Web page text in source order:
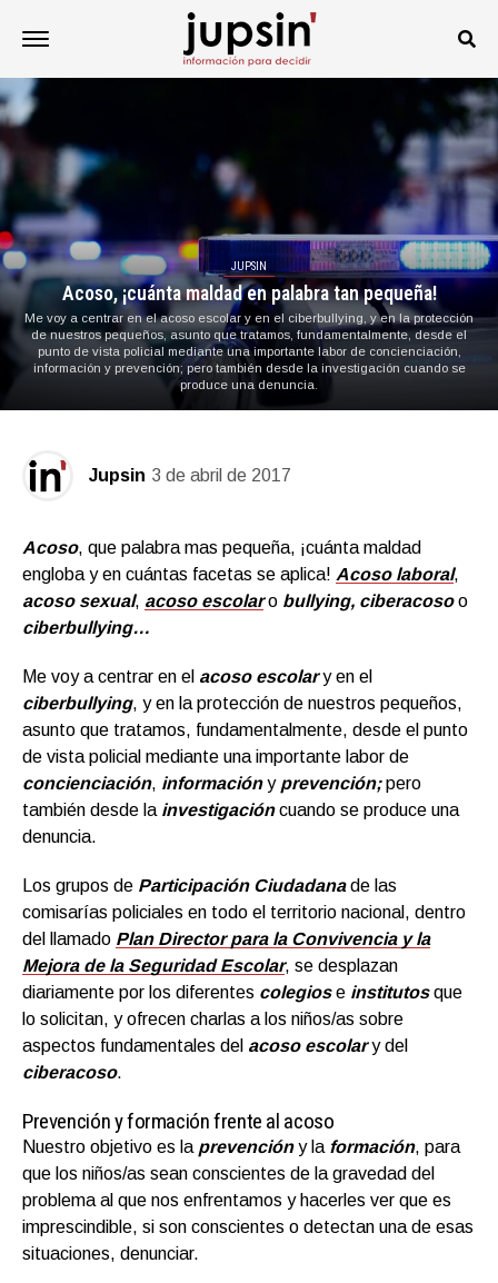
JUPSIN
Acoso, ¡cuánta maldad en palabra tan pequeña!
Me voy a centrar en el acoso escolar y en el ciberbullying, y en la protección
de nuestros pequeños, asunto que tratamos, fundamentalmente, desde el
punto de vista policial mediante una importante labor de concienciación,
información y prevención; pero también desde la investigación cuando se
produce una denuncia.
Jupsin 3 de abril de 2017
Acoso, que palabra mas pequeña, ¡cuánta maldad
engloba y en cuántas facetas se aplica! Acoso laboral,
acoso sexual, acoso escolaro bullying, ciberacosoo
ciberbullying…
Me voy a centrar en el acoso escolary en el
ciberbullying, y en la protección de nuestros pequeños,
asunto que tratamos, fundamentalmente, desde el punto
de vista policial mediante una importante labor de
concienciación, informacióny prevención;pero
también desde la investigacióncuando se produce una
denuncia.
Los grupos de Participación Ciudadanade las
comisarías policiales en todo el territorio nacional, dentro
del llamado Plan Directorpara la Convivencia y la
Mejora de la Seguridad Escolar, se desplazan
diariamente por los diferentes colegiose institutosque
lo solicitan, y ofrecen charlas a los niños/as sobre
aspectos fundamentales del acoso escolary del
ciberacoso.
Prevención y formación frente al acoso
Nuestro objetivo es la prevencióny la formación, para
que los niños/as sean conscientes de la gravedad del
problema al que nos enfrentamos y hacerles ver que es
imprescindible, si son conscientes o detectan una de esas
situaciones, denunciar.